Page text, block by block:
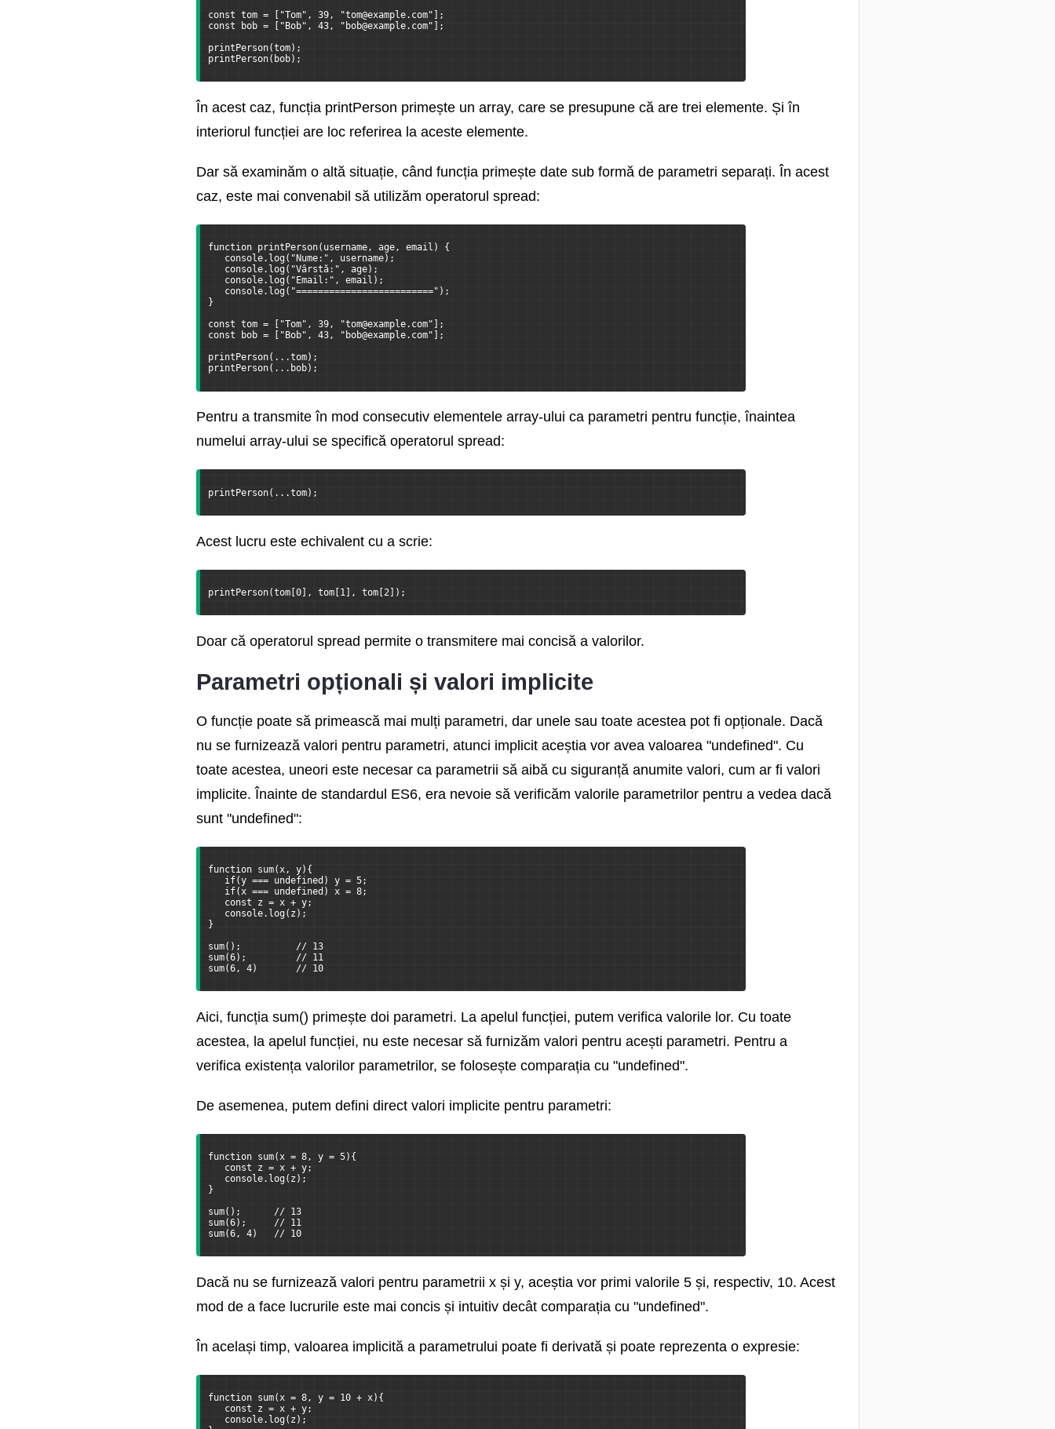
const tom = ["Tom", 39, "tom@example.com"];
const bob = ["Bob", 43, "bob@example.com"];
printPerson(tom);
printPerson(bob);
În acest caz, funcția printPerson primește un array, care se presupune că are trei elemente. Și în
interiorul funcției are loc referirea la aceste elemente.
Dar să examinăm o altă situație, când funcția primește date sub formă de parametri separați. În acest
caz, este mai convenabil să utilizăm operatorul spread:
function printPerson(username, age, email) {
console.log("Nume:", username);
console.log("Vârstă:", age);
console.log("Email:", email);
console.log("=========================");
}
const tom = ["Tom", 39, "tom@example.com"];
const bob = ["Bob", 43, "bob@example.com"];
printPerson(...tom);
printPerson(...bob);
Pentru a transmite în mod consecutiv elementele array-ului ca parametri pentru funcție, înaintea
numelui array-ului se specifică operatorul spread:
printPerson(...tom);
Acest lucru este echivalent cu a scrie:
printPerson(tom[0], tom[1], tom[2]);
Doar că operatorul spread permite o transmitere mai concisă a valorilor.
Parametri opționali și valori implicite
O funcție poate să primească mai mulți parametri, dar unele sau toate acestea pot fi opționale. Dacă
nu se furnizează valori pentru parametri, atunci implicit aceștia vor avea valoarea "undefined". Cu
toate acestea, uneori este necesar ca parametrii să aibă cu siguranță anumite valori, cum ar fi valori
implicite. Înainte de standardul ES6, era nevoie să verificăm valorile parametrilor pentru a vedea dacă
sunt "undefined":
function sum(x, y){
if(y === undefined) y = 5;
if(x === undefined) x = 8;
const z = x + y;
console.log(z);
}
sum();          // 13
sum(6);         // 11
sum(6, 4)       // 10
Aici, funcția sum() primește doi parametri. La apelul funcției, putem verifica valorile lor. Cu toate
acestea, la apelul funcției, nu este necesar să furnizăm valori pentru acești parametri. Pentru a
verifica existența valorilor parametrilor, se folosește comparația cu "undefined".
De asemenea, putem defini direct valori implicite pentru parametri:
function sum(x = 8, y = 5){
const z = x + y;
console.log(z);
}
sum();      // 13
sum(6);     // 11
sum(6, 4)   // 10
Dacă nu se furnizează valori pentru parametrii x și y, aceștia vor primi valorile 5 și, respectiv, 10. Acest
mod de a face lucrurile este mai concis și intuitiv decât comparația cu "undefined".
În același timp, valoarea implicită a parametrului poate fi derivată și poate reprezenta o expresie:
function sum(x = 8, y = 10 + x){
const z = x + y;
console.log(z);